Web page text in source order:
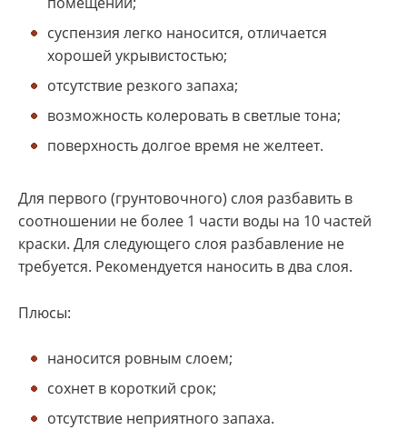
суспензия легко наносится, отличается
хорошей укрывистостью;
отсутствие резкого запаха;
возможность колеровать в светлые тона;
поверхность долгое время не желтеет.
Для первого (грунтовочного) слоя разбавить в
соотношении не более 1 части воды на 10 частей
краски. Для следующего слоя разбавление не
требуется. Рекомендуется наносить в два слоя.
Плюсы:
наносится ровным слоем;
сохнет в короткий срок;
отсутствие неприятного запаха.